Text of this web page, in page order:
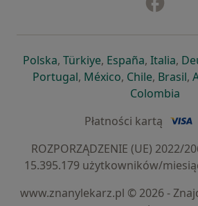
Polskaotwiera się w nowej karcie
, Türkiyeotwiera się w
, Españaotwiera
, Italia,
Portugalotwiera się w nowej
, Méxicootwiera się w
, Chileotwiera
, Brasil,
Colombia
Płatności kartą
ROZPORZĄDZENIE (UE) 2022/
15.395.179 użytkowników/
www.znanylekarz.pl © 2026 -